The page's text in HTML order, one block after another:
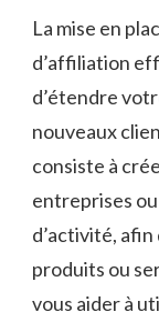
La mise‌ en
d’affiliation
d’étendre
nouveaux
consiste à
entreprises
d’activité,
‍produits ou
vous ⁢aider à